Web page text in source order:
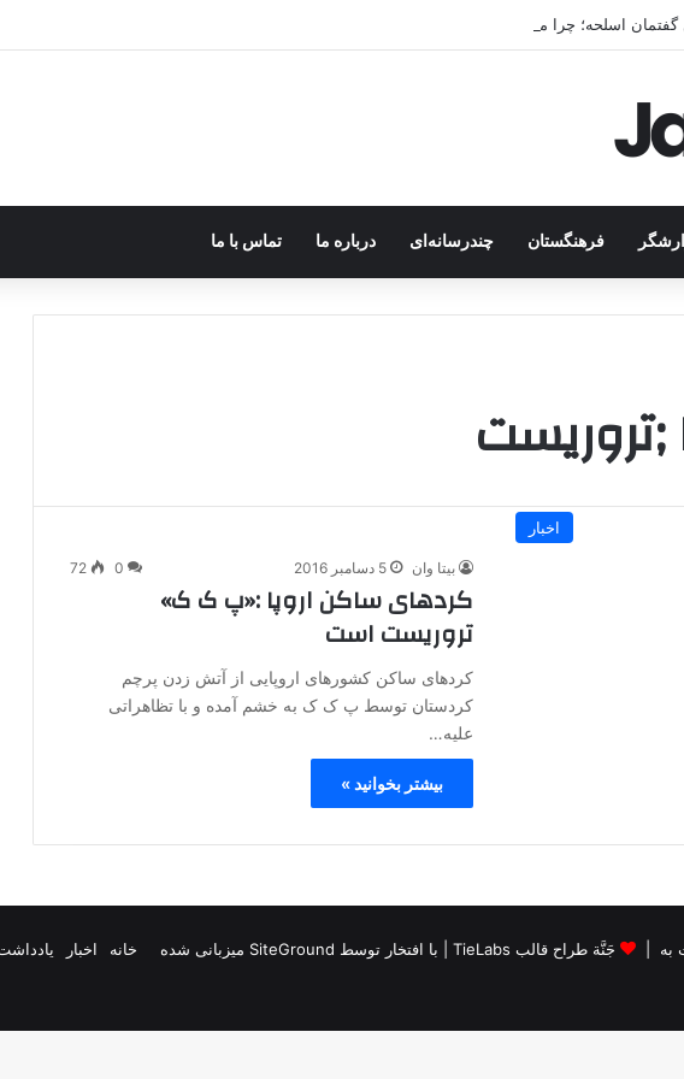
گفتمان اسلحه؛ چرا مبارزه مسلحانه در میان کردها اعتبار گذشته را ندارد؟
فرهنگستان چندرسانه‌ای درباره ما تماس با ما
اخبار
بیتا وان 5 دسامبر 2016 0
72
کردهای ساکن اروپا :«پ ک ک»
تروریست است
کردهای ساکن کشورهای اروپایی از آتش زدن پرچم
کردستان توسط پ ک ک به خشم آمده و با تظاهراتی
علیه…
بیشتر بخوانید »
جَنَّة طراح قالب TieLabs | با افتخار توسط SiteGround میزبانی شده خانه اخبار